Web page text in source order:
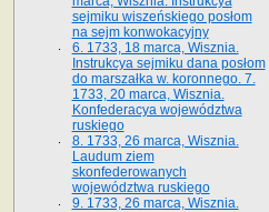
sejmiku wiszeńskiego posłom
na sejm konwokacyjny
6. 1733, 18 marca, Wisznia.
Instrukcya sejmiku dana posłom
do marszałka w. koronnego. 7.
1733, 20 marca, Wisznia.
Konfederacya województwa
ruskiego
8. 1733, 26 marca, Wisznia.
Laudum ziem
skonfederowanych
województwa ruskiego
9. 1733, 26 marca, Wisznia.